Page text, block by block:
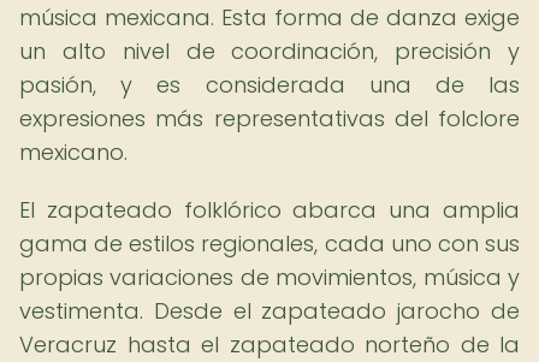
música mexicana. Esta forma de danza exige
un alto nivel de coordinación, precisión y
pasión, y es considerada una de las
expresiones más representativas del folclore
mexicano.
El zapateado folklórico abarca una amplia
gama de estilos regionales, cada uno con sus
propias variaciones de movimientos, música y
vestimenta. Desde el zapateado jarocho de
Veracruz hasta el zapateado norteño de la